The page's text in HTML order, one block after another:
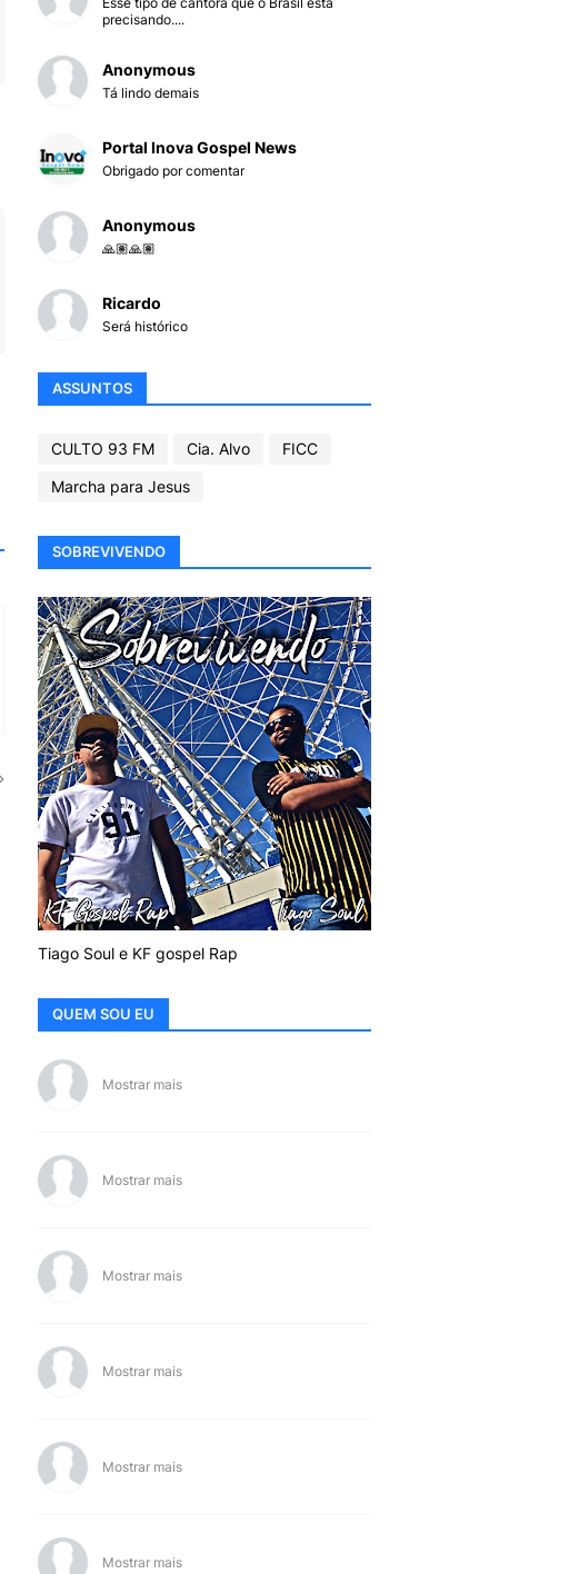
precisando....
Anonymous
Tá lindo demais
Portal Inova Gospel News
Obrigado por comentar
Anonymous
🙏🏽🙏🏽
Ricardo
Será histórico
ASSUNTOS
CULTO 93 FM Cia. Alvo
FICC
Marcha para Jesus
SOBREVIVENDO
Tiago Soul e KF gospel Rap
QUEM SOU EU
Mostrar mais
Mostrar mais
Mostrar mais
Mostrar mais
Mostrar mais
Mostrar mais